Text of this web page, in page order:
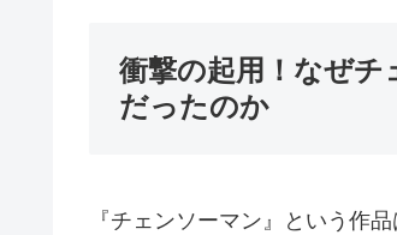
衝撃の起用！なぜ
だったのか
『チェンソーマン』という作